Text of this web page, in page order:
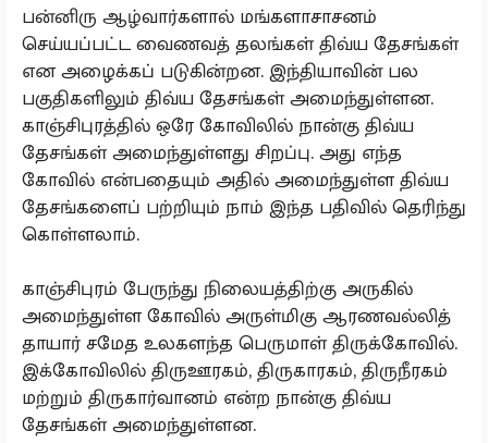
பன்னிரு ஆழ்வார்களால் மங்களாசாசனம்
செய்யப்பட்ட வைணவத் தலங்கள் திவ்ய தேசங்கள்
என அழைக்கப் படுகின்றன. இந்தியாவின் பல
பகுதிகளிலும் திவ்ய தேசங்கள் அமைந்துள்ளன.
காஞ்சிபுரத்தில் ஒரே கோவிலில் நான்கு திவ்ய
தேசங்கள் அமைந்துள்ளது சிறப்பு. அது எந்த
கோவில் என்பதையும் அதில் அமைந்துள்ள திவ்ய
தேசங்களைப் பற்றியும் நாம் இந்த பதிவில் தெரிந்து
கொள்ளலாம்.
காஞ்சிபுரம் பேருந்து நிலையத்திற்கு அருகில்
அமைந்துள்ள கோவில் அருள்மிகு ஆரணவல்லித்
தாயார் சமேத உலகளந்த பெருமாள் திருக்கோவில்.
இக்கோவிலில் திருஊரகம், திருகாரகம், திருநீரகம்
மற்றும் திருகார்வானம் என்ற நான்கு திவ்ய
தேசங்கள் அமைந்துள்ளன.